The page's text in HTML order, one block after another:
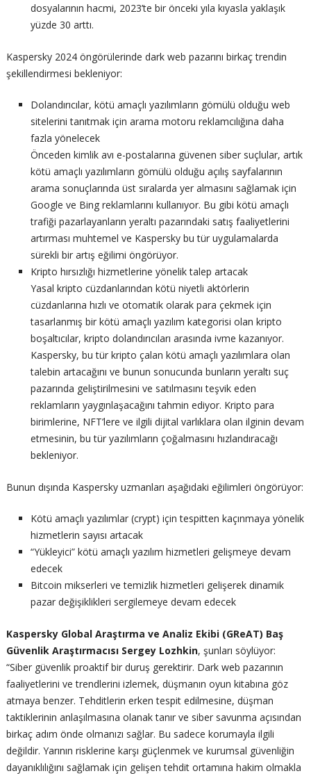
dosyalarının hacmi, 2023’te bir önceki yıla kıyasla yaklaşık
yüzde 30 arttı.
Kaspersky 2024 öngörülerinde dark web pazarını birkaç trendin
şekillendirmesi bekleniyor:
Dolandırıcılar, kötü amaçlı yazılımların gömülü olduğu web
sitelerini tanıtmak için arama motoru reklamcılığına daha
fazla yönelecek
Önceden kimlik avı e-postalarına güvenen siber suçlular, artık
kötü amaçlı yazılımların gömülü olduğu açılış sayfalarının
arama sonuçlarında üst sıralarda yer almasını sağlamak için
Google ve Bing reklamlarını kullanıyor. Bu gibi kötü amaçlı
trafiği pazarlayanların yeraltı pazarındaki satış faaliyetlerini
artırması muhtemel ve Kaspersky bu tür uygulamalarda
sürekli bir artış eğilimi öngörüyor.
Kripto hırsızlığı hizmetlerine yönelik talep artacak
Yasal kripto cüzdanlarından kötü niyetli aktörlerin
cüzdanlarına hızlı ve otomatik olarak para çekmek için
tasarlanmış bir kötü amaçlı yazılım kategorisi olan kripto
boşaltıcılar, kripto dolandırıcıları arasında ivme kazanıyor.
Kaspersky, bu tür kripto çalan kötü amaçlı yazılımlara olan
talebin artacağını ve bunun sonucunda bunların yeraltı suç
pazarında geliştirilmesini ve satılmasını teşvik eden
reklamların yaygınlaşacağını tahmin ediyor. Kripto para
birimlerine, NFT’lere ve ilgili dijital varlıklara olan ilginin devam
etmesinin, bu tür yazılımların çoğalmasını hızlandıracağı
bekleniyor.
Bunun dışında Kaspersky uzmanları aşağıdaki eğilimleri öngörüyor:
Kötü amaçlı yazılımlar (crypt) için tespitten kaçınmaya yönelik
hizmetlerin sayısı artacak
“Yükleyici” kötü amaçlı yazılım hizmetleri gelişmeye devam
edecek
Bitcoin mikserleri ve temizlik hizmetleri gelişerek dinamik
pazar değişiklikleri sergilemeye devam edecek
Kaspersky Global Araştırma ve Analiz Ekibi (GReAT) Baş
Güvenlik Araştırmacısı Sergey Lozhkin, şunları söylüyor:
“Siber güvenlik proaktif bir duruş gerektirir. Dark web pazarının
faaliyetlerini ve trendlerini izlemek, düşmanın oyun kitabına göz
atmaya benzer. Tehditlerin erken tespit edilmesine, düşman
taktiklerinin anlaşılmasına olanak tanır ve siber savunma açısından
birkaç adım önde olmanızı sağlar. Bu sadece korumayla ilgili
değildir. Yarının risklerine karşı güçlenmek ve kurumsal güvenliğin
dayanıklılığını sağlamak için gelişen tehdit ortamına hakim olmakla